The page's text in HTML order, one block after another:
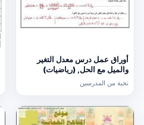
أوراق عمل درس معدل التغير
والميل مع الحل, (رياضيات)
الحادي عشر العام
نخبة من المدرسين